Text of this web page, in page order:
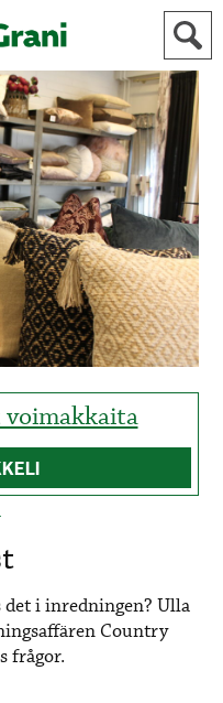
voimakkaita
i inredningen? Ulla
Country
frågor.